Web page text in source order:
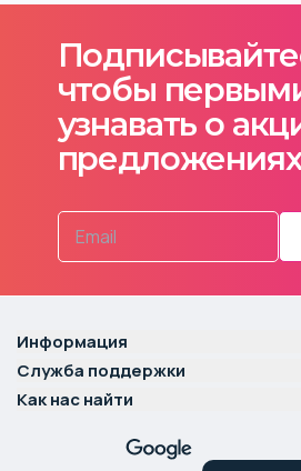
чтобы
узнавать о
предложениях
Информация
Служба поддержки
Как нас найти